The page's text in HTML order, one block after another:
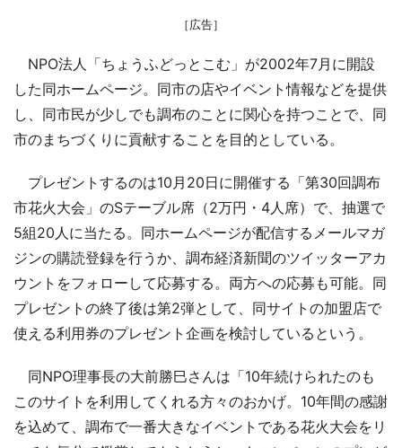
［広告］
NPO法人「ちょうふどっとこむ」が2002年7月に開設
した同ホームページ。同市の店やイベント情報などを提供
し、同市民が少しでも調布のことに関心を持つことで、同
市のまちづくりに貢献することを目的としている。
プレゼントするのは10月20日に開催する「第30回調布
市花火大会」のSテーブル席（2万円・4人席）で、抽選で
5組20人に当たる。同ホームページが配信するメールマガ
ジンの購読登録を行うか、調布経済新聞のツイッターアカ
ウントをフォローして応募する。両方への応募も可能。同
プレゼントの終了後は第2弾として、同サイトの加盟店で
使える利用券のプレゼント企画を検討しているという。
同NPO理事長の大前勝巳さんは「10年続けられたのも
このサイトを利用してくれる方々のおかげ。10年間の感謝
を込めて、調布で一番大きなイベントである花火大会をリ